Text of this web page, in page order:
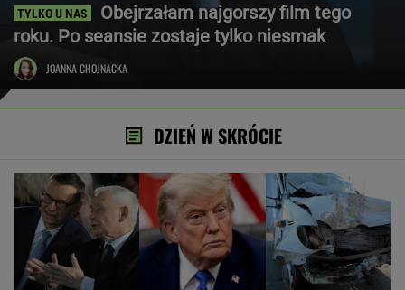
Obejrzałam najgorszy film tego
roku. Po seansie zostaje tylko niesmak
JOANNA CHOJNACKA
DZIEŃ W SKRÓCIE